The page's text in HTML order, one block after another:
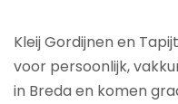
Kleij Gordijnen en
voor persoonlijk,
in Breda en komen